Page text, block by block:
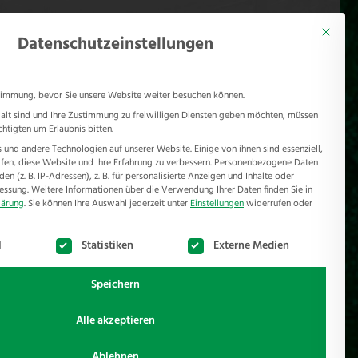
REFERENZEN JOBS NEWSROOM
Mit
Datenschutzeinstellungen
bevor Sie unsere Website weiter besuchen können.
alt sind und Ihre Zustimmung zu freiwilligen Diensten geben möchten, müssen
um Erlaubnis bitten.
andere Technologien auf unserer Website. Einige von ihnen sind essenziell,
diese Website und Ihre Erfahrung zu verbessern. Personenbezogene Daten
(z. B. IP-Adressen), z. B. für personalisierte Anzeigen und Inhalte oder
Weitere Informationen über die Verwendung Ihrer Daten finden Sie in
. Sie können Ihre Auswahl jederzeit unterEinstellungenwiderrufen oder
der Service-Gruppen, für die eine Einwilligung erteilt werden
Statistiken Externe Medien
Speichern
Alle akzeptieren